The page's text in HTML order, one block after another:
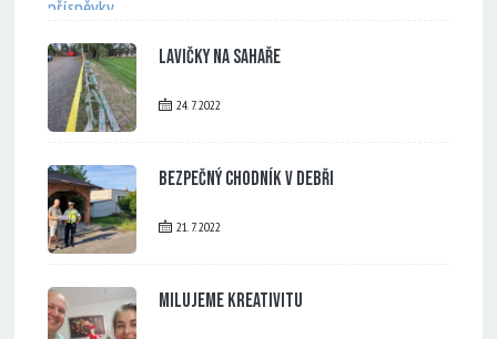
Lavičky na Sahaře
24. 7. 2022
Bezpečný chodník v Debři
21. 7. 2022
Milujeme kreativitu